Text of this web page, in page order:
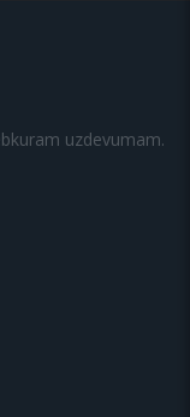
uzdevumam.